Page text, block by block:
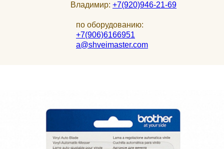
Владимир: +7(920)946-21-69
по оборудованию:
+7(906)6166951
a@shveimaster.com